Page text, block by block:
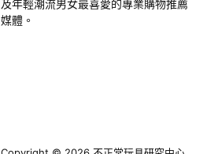
及年輕潮流男女最喜愛的專業購物推薦
媒體。